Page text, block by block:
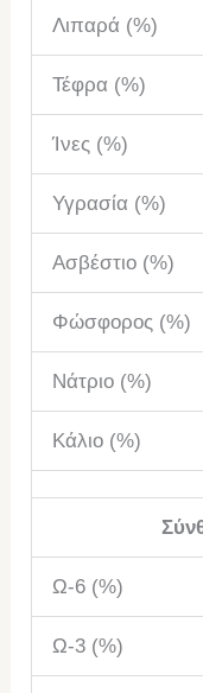
Λιπαρά (%)
Τέφρα (%)
Ίνες (%)
Υγρασία (%)
Ασβέστιο (%)
Φώσφορος (%)
Νάτριο (%)
Κάλιο (%)
Ω-6 (%)
Ω-3 (%)